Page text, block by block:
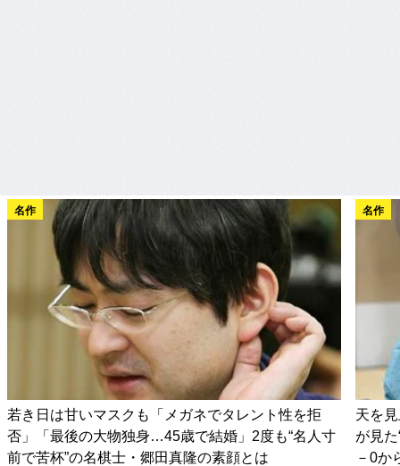
名作
若き日は甘いマスクも「メガネでタレント性を拒
否」「最後の大物独身…45歳で結婚」2度も“名人寸
前で苦杯”の名棋士・郷田真隆の素顔とは
名作
天を
が見
－0か